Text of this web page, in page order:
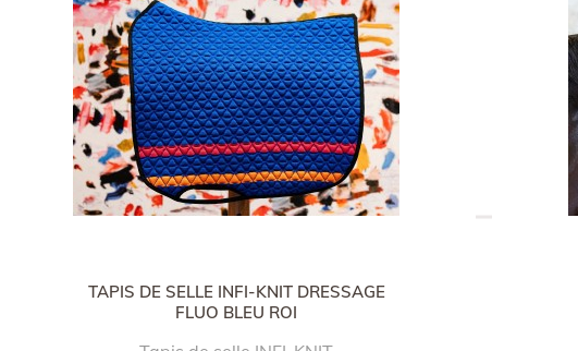
TAPIS DE SELLE INFI-KNIT DRESSAGE
FLUO BLEU ROI